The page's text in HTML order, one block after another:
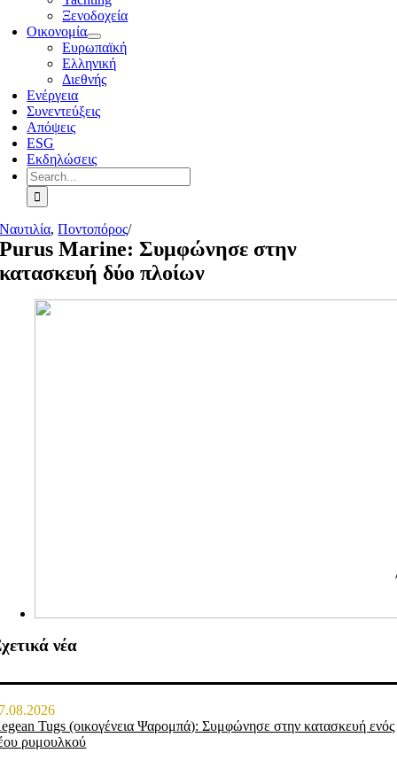
Ξενοδοχεία
Οικονομία
Ευρωπαϊκή
Ελληνική
Διεθνής
Ενέργεια
Συνεντεύξεις
Απόψεις
ESG
Εκδηλώσεις
Search
for:
Ναυτιλία,Ποντοπόρος/
Purus Marine: Συμφώνησε στην
κατασκευή δύο πλοίων
νέα
Tugs (οικογένεια Ψαρομπά): Συμφώνησε στην κατασκευή ενός
ρυμουλκού